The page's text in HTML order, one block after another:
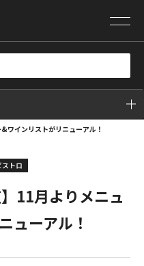
ワインリストがリニューアル！
ストロ
11月よりメニュ
ューアル！